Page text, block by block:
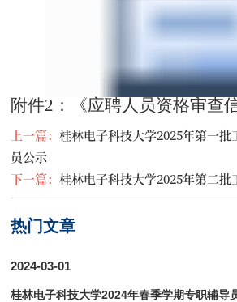
上一篇：桂林电子科技大学2025年第一批
员公示
下一篇：桂林电子科技大学2025年第二批
热门文章
2024-03-01
桂林电子科技大学2024年春季学期专职辅导
附件2：《应聘人员资格审查